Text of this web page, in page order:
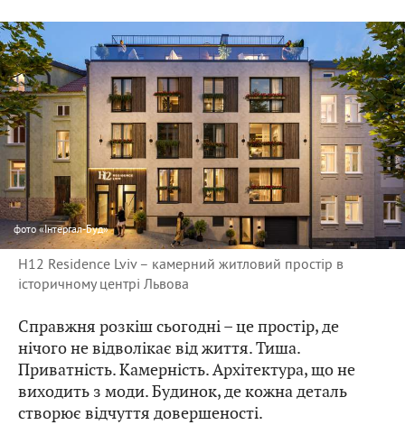
фото«Інтергал-Буд»
H12 Residence Lviv – камерний житловий простір в
історичному центрі Львова
Справжня розкіш сьогодні – це простір, де
нічого не відволікає від життя. Тиша.
Приватність. Камерність. Архітектура, що не
виходить з моди. Будинок, де кожна деталь
створює відчуття довершеності.